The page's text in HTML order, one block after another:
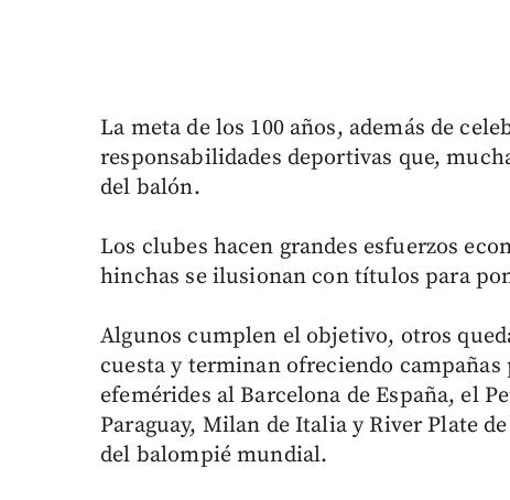
La meta de los 100 años, además de
responsabilidades deportivas que,
del balón.
Los clubes hacen grandes esfuerzos
hinchas se ilusionan con títulos para
Algunos cumplen el objetivo, otros
cuesta y terminan ofreciendo
efemérides al Barcelona de España, el
Paraguay, Milan de Italia y River Plate
del balompié mundial.